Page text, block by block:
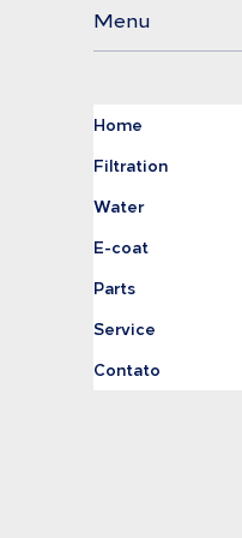
Menu
Home
Filtration
Water
E-coat
Parts
Service
Contato